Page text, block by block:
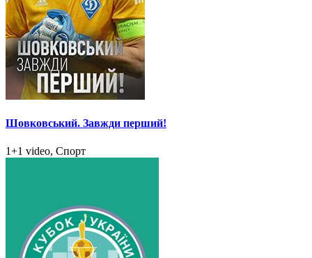
Шовковський. Завжди перший!
1+1 video, Спорт